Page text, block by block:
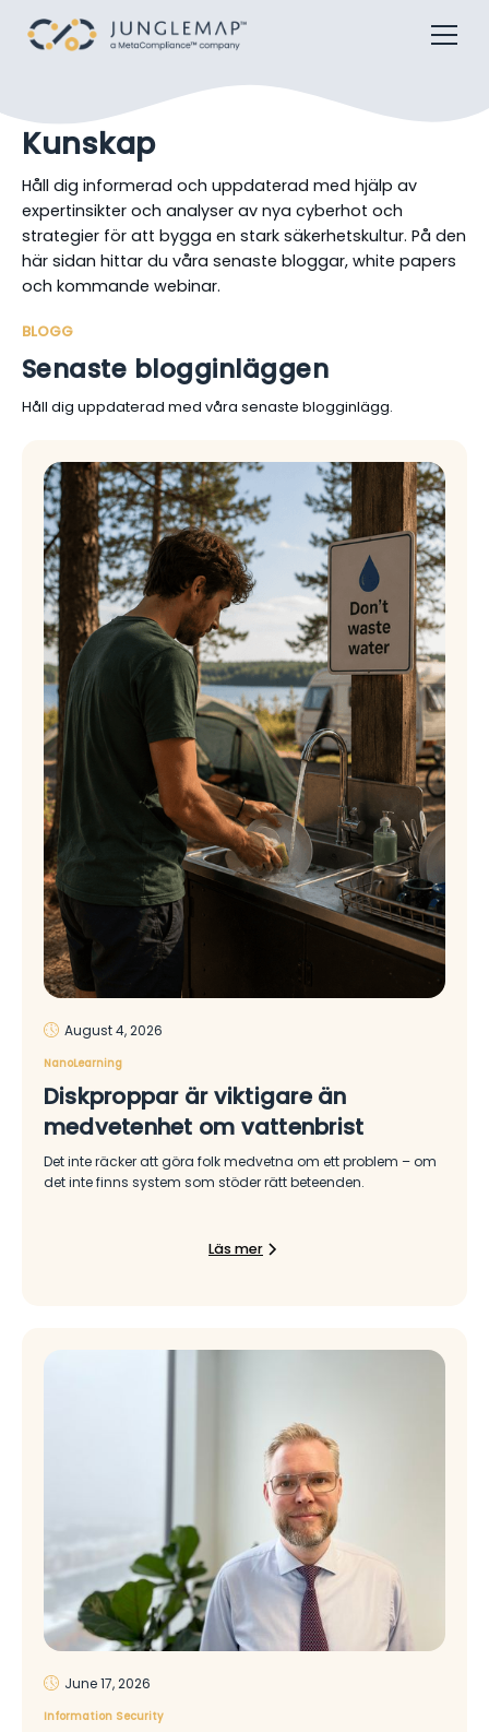
Kunskap
Håll dig informerad och uppdaterad med hjälp av
expertinsikter och analyser av nya cyberhot och
strategier för att bygga en stark säkerhetskultur. På den
här sidan hittar du våra senaste bloggar, white papers
och kommande webinar.
BLOGG
Senaste blogginläggen
Håll dig uppdaterad med våra senaste blogginlägg.
August 4, 2026
NanoLearning
Diskproppar är viktigare än
medvetenhet om vattenbrist
Det inte räcker att göra folk medvetna om ett problem – om
det inte finns system som stöder rätt beteenden.
Läs mer
June 17, 2026
Information Security